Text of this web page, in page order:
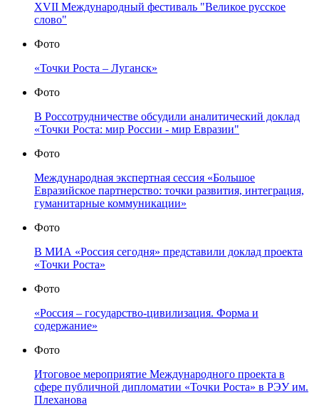
XVII Международный фестиваль "Великое русское
слово"
Фото
«Точки Роста – Луганск»
Фото
В Россотрудничестве обсудили аналитический доклад
«Точки Роста: мир России - мир Евразии"
Фото
Международная экспертная сессия «Большое
Евразийское партнерство: точки развития, интеграция,
гуманитарные коммуникации»
Фото
В МИА «Россия сегодня» представили доклад проекта
«Точки Роста»
Фото
«Россия – государство-цивилизация. Форма и
содержание»
Фото
Итоговое мероприятие Международного проекта в
сфере публичной дипломатии «Точки Роста» в РЭУ им.
Плеханова